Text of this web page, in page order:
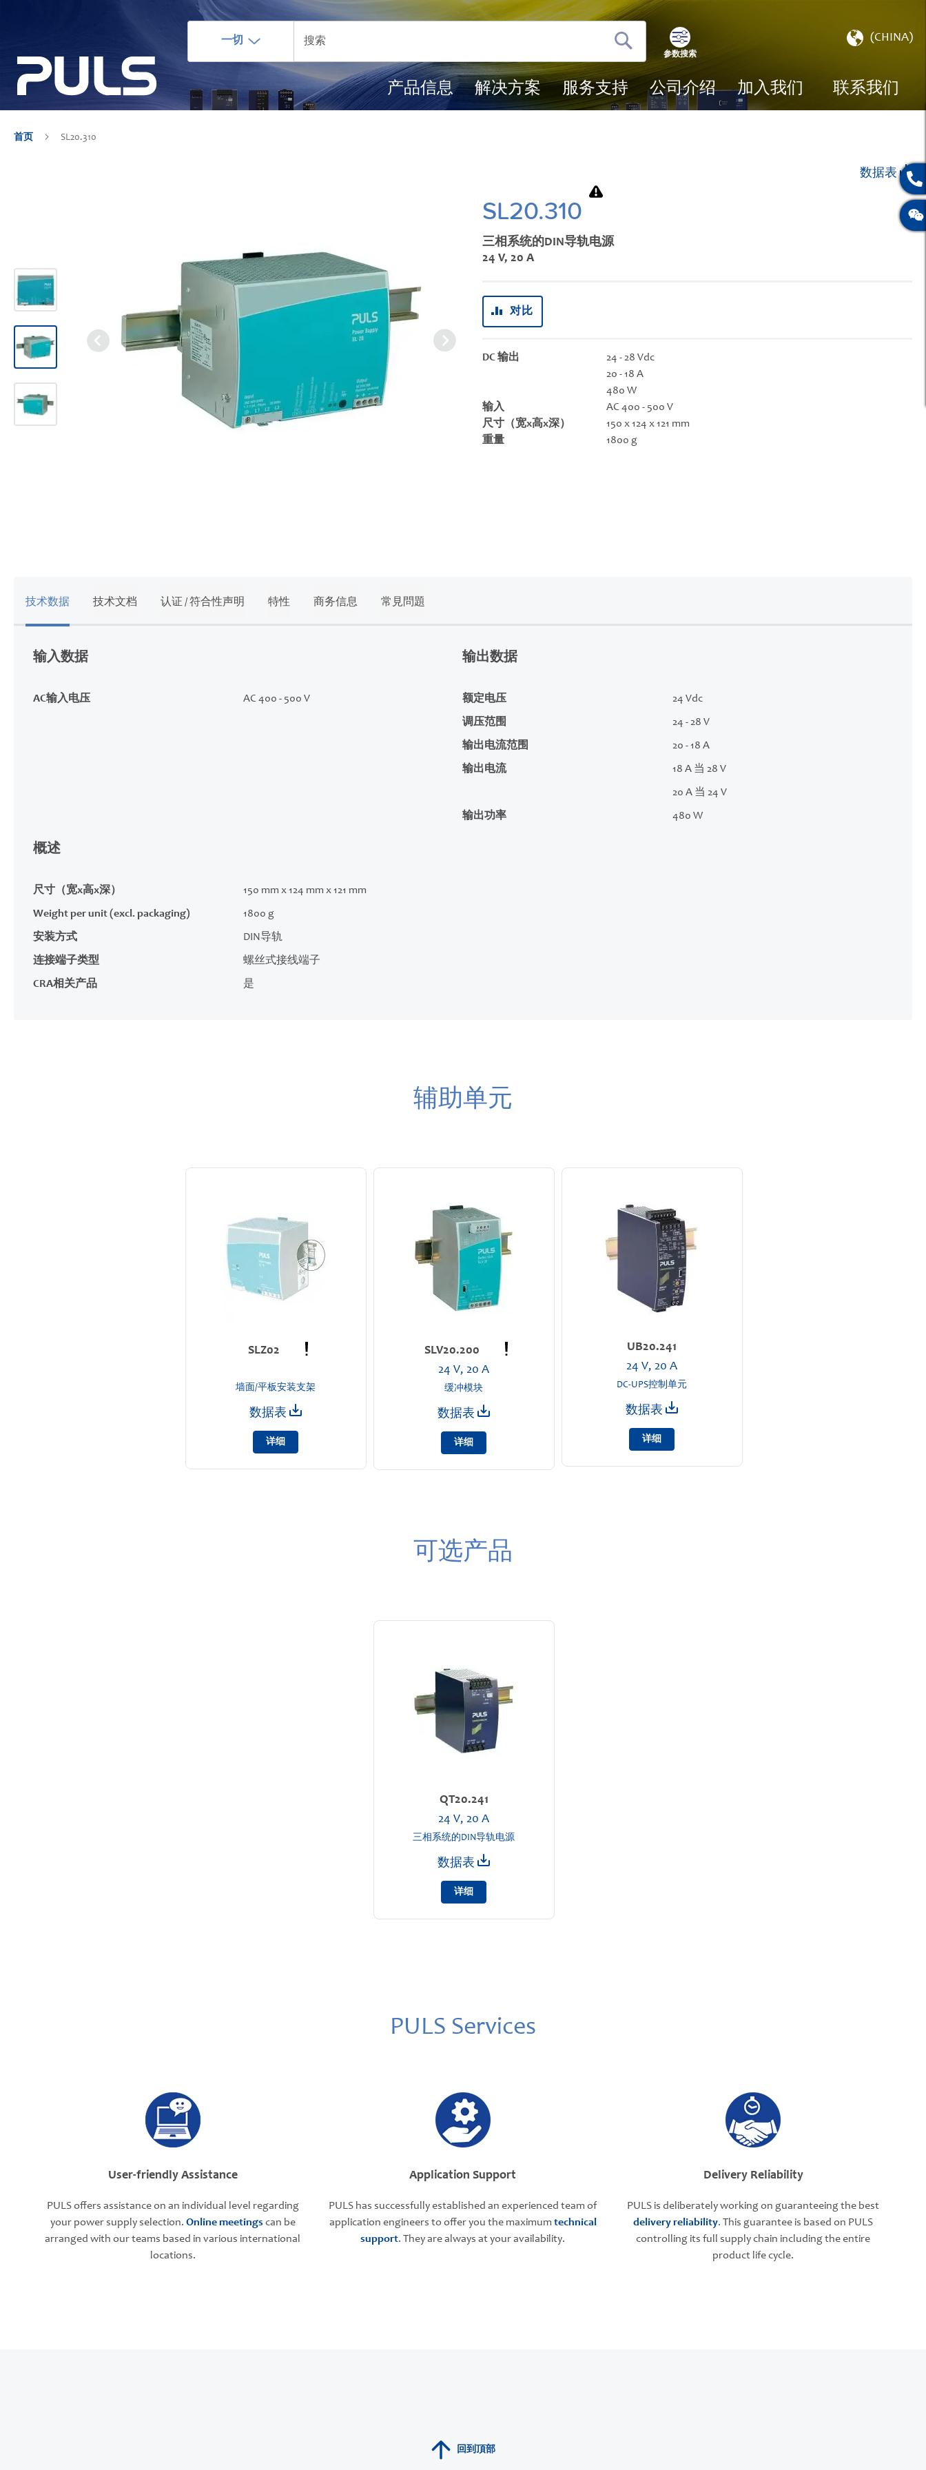
一切
索
参数搜索
选
储
(CHINA)
产品信息 解决方案 服务支持 公司介绍 加入我们 联系我们
首页 SL20.310
SL20.310
三相系统的DIN导轨电源
24 V, 20 A
数据表
对比
DC 输出
24 - 28 Vdc
20 - 18 A
480 W
输入
AC 400 - 500 V
尺寸（宽x高x深）
150 x 124 x 121 mm
重量
1800 g
库
技术数据
输入数据
AC输入电压 AC 400 - 500 V
输出数据
额定电压 24 Vdc
调压范围 24 - 28 V
输出电流范围 20 - 18 A
输出电流 18 A 当 28 V
20 A 当 24 V
输出功率 480 W
概述
尺寸（宽x高x深） 150 mm x 124 mm x 121 mm
Weight per unit (excl. packaging) 1800 g
安装方式 DIN导轨
连接端子类型 螺丝式接线端子
CRA相关产品 是
技术文档 认证 / 符合性声明 特性 商务信息 常見問題
辅助单元
SLZ02
墙面/平板安装支架
数据表
详细
SLV20.200
24 V, 20 A
缓冲模块
数据表
详细
UB20.241
24 V, 20 A
DC-UPS控制单元
数据表
详细
可选产品
QT20.241
24 V, 20 A
三相系统的DIN导轨电源
数据表
详细
PULS Services
User-friendly Assistance
PULS offers assistance on an individual level regarding
your power supply selection. Online meetings can be
arranged with our teams based in various international
locations.
Application Support
PULS has successfully established an experienced team of
application engineers to offer you the maximum technical
support. They are always at your availability.
Delivery Reliability
PULS is deliberately working on guaranteeing the best
delivery reliability. This guarantee is based on PULS
controlling its full supply chain including the entire
product life cycle.
回到頂部